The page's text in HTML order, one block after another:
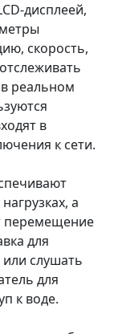
дисплеей,
скорость,
в реальном
в
к сети.
а
перемещение
для
слушать
для
к воде.